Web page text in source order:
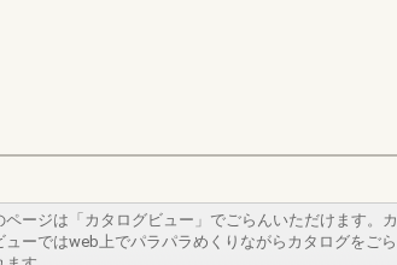
ページは「カタログビュー」でごらんいただけます。カ
ューではweb上でパラパラめくりながらカタログをごら